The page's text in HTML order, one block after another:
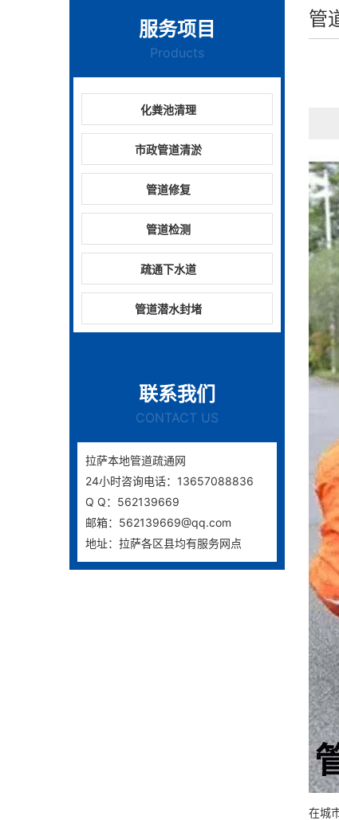
服务项目
Products
化粪池清理
市政管道清淤
管道修复
管道检测
疏通下水道
管道潜水封堵
联系我们
CONTACT US
拉萨本地管道疏通网
24小时咨询电话：13657088836
Q Q：562139669
邮箱：562139669@qq.com
地址：拉萨各区县均有服务网点
管
在城